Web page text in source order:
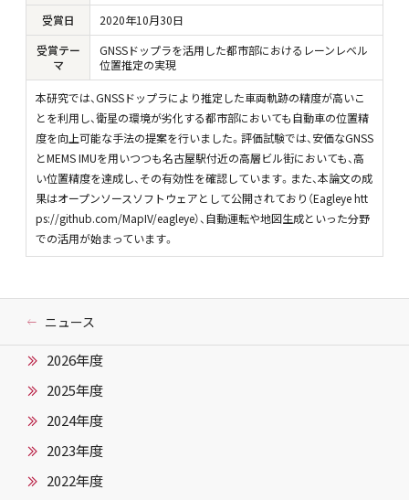
受賞日
2020年10月30日
受賞テー
マ
GNSSドップラを活用した都市部におけるレーンレベル
位置推定の実現
本研究では、GNSSドップラにより推定した車両軌跡の精度が高いこ
とを利用し、衛星の環境が劣化する都市部においても自動車の位置精
度を向上可能な手法の提案を行いました。評価試験では、安価なGNSS
とMEMS IMUを用いつつも名古屋駅付近の高層ビル街においても、高
い位置精度を達成し、その有効性を確認しています。また、本論文の成
果はオープンソースソフトウェアとして公開されており（Eagleye htt
ps://github.com/MapIV/eagleye）、自動運転や地図生成といった分野
での活用が始まっています。
ニュース
2026年度
2025年度
2024年度
2023年度
2022年度